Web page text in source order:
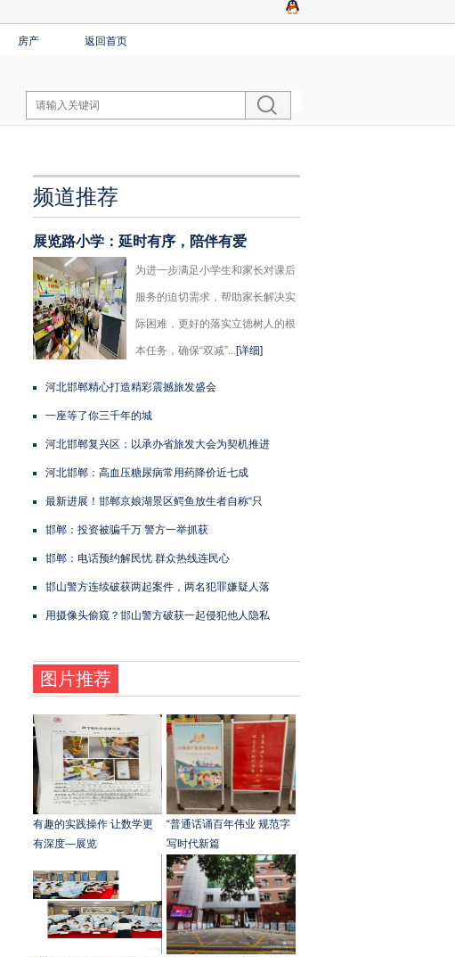
房产 返回首页
频道推荐
展览路小学：延时有序，陪伴有爱
为进一步满足小学生和家长对课后
服务的迫切需求，帮助家长解决实
际困难，更好的落实立德树人的根
本任务，确保“双减”...[详细]
河北邯郸精心打造精彩震撼旅发盛会
一座等了你三千年的城
河北邯郸复兴区：以承办省旅发大会为契机推进
河北邯郸：高血压糖尿病常用药降价近七成
最新进展！邯郸京娘湖景区鳄鱼放生者自称“只
邯郸：投资被骗千万 警方一举抓获
邯郸：电话预约解民忧 群众热线连民心
邯山警方连续破获两起案件，两名犯罪嫌疑人落
用摄像头偷窥？邯山警方破获一起侵犯他人隐私
图片推荐
有趣的实践操作 让数学更
有深度—展览
“普通话诵百年伟业 规范字
写时代新篇